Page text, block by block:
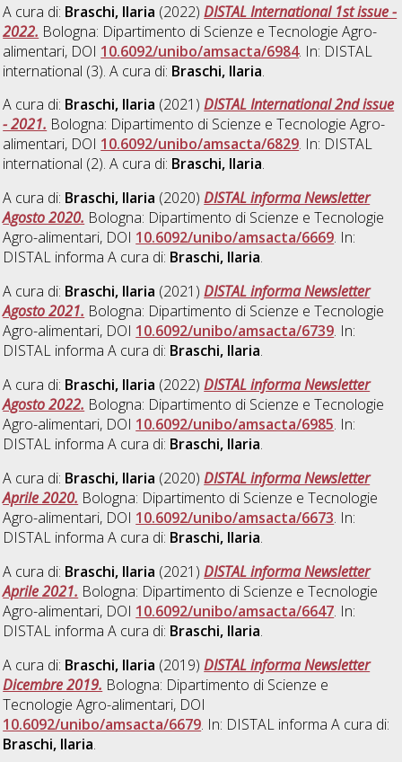
A cura di: Braschi, Ilaria (2022)DISTAL International 1st issue -
2022. Bologna: Dipartimento di Scienze e Tecnologie Agro-
alimentari, DOI 10.6092/unibo/amsacta/6984. In: DISTAL
international (3). A cura di: Braschi, Ilaria.
A cura di: Braschi, Ilaria (2021)DISTAL International 2nd issue
- 2021. Bologna: Dipartimento di Scienze e Tecnologie Agro-
alimentari, DOI 10.6092/unibo/amsacta/6829. In: DISTAL
international (2). A cura di: Braschi, Ilaria.
A cura di: Braschi, Ilaria (2020)DISTAL informa Newsletter
Agosto 2020. Bologna: Dipartimento di Scienze e Tecnologie
Agro-alimentari, DOI 10.6092/unibo/amsacta/6669. In:
DISTAL informa A cura di: Braschi, Ilaria.
A cura di: Braschi, Ilaria (2021)DISTAL informa Newsletter
Agosto 2021. Bologna: Dipartimento di Scienze e Tecnologie
Agro-alimentari, DOI 10.6092/unibo/amsacta/6739. In:
DISTAL informa A cura di: Braschi, Ilaria.
A cura di: Braschi, Ilaria (2022)DISTAL informa Newsletter
Agosto 2022. Bologna: Dipartimento di Scienze e Tecnologie
Agro-alimentari, DOI 10.6092/unibo/amsacta/6985. In:
DISTAL informa A cura di: Braschi, Ilaria.
A cura di: Braschi, Ilaria (2020)DISTAL informa Newsletter
Aprile 2020. Bologna: Dipartimento di Scienze e Tecnologie
Agro-alimentari, DOI 10.6092/unibo/amsacta/6673. In:
DISTAL informa A cura di: Braschi, Ilaria.
A cura di: Braschi, Ilaria (2021)DISTAL informa Newsletter
Aprile 2021. Bologna: Dipartimento di Scienze e Tecnologie
Agro-alimentari, DOI 10.6092/unibo/amsacta/6647. In:
DISTAL informa A cura di: Braschi, Ilaria.
A cura di: Braschi, Ilaria (2019)DISTAL informa Newsletter
Dicembre 2019. Bologna: Dipartimento di Scienze e
Tecnologie Agro-alimentari, DOI
10.6092/unibo/amsacta/6679. In: DISTAL informa A cura di:
Braschi, Ilaria.